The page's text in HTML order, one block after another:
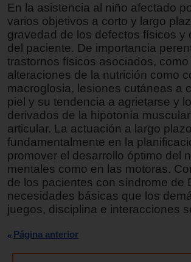
En la asistencia al niño afectado
varios objetivos a corto y largo
gravedad de los defectos físicos y
del paciente. De importancia
trastornos físicos asociados,
alteraciones de la nutrición como
macroglosia, lesiones cutáneas a
piel y su tendencia a agrietarse y
derivados de la hipotonía
articular. La actuación a largo
fundamentalmente en la
promover el desarrollo óptimo del
mentales como en las motoras.
de los pacientes con síndrome de
necesidades básicas que los
juegos, disciplina e interacciones
Página anterior